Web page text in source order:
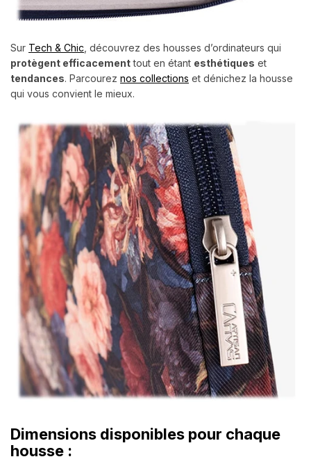
Sur Tech & Chic , découvrez des housses d’ordinateurs qui
protègent efficacementtout en étant esthétiques et
tendances. Parcourez nos collections et dénichez la housse
qui vous convient le mieux.
Dimensions disponibles pour chaque
housse :